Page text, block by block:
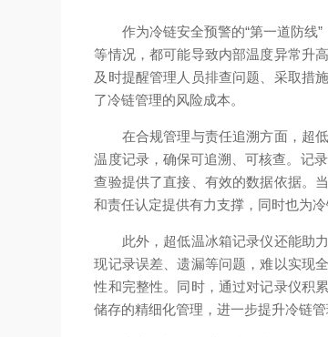
作为冷链安全预警的“第一道防线”
等情况，都可能导致内部温度异常升
及时提醒管理人员排查问题、采取措
了冷链管理的风险成本。
在合规管理与责任追溯方面，超低
温度记录，确保可追溯、可核查。记
查验提供了直接、有效的数据依据。
和责任认定提供有力支撑，同时也为
此外，超低温冰箱记录仪还能助力
现记录误差、遗漏等问题，难以实现
性和完整性。同时，通过对记录仪积
储存的精细化管理，进一步提升冷链